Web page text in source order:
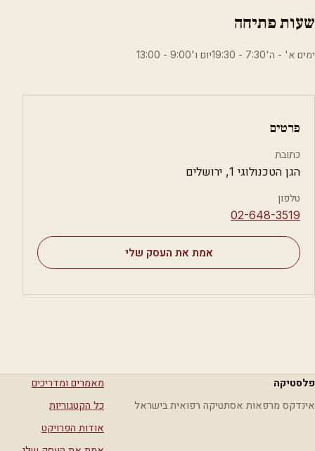
שעות פתיחה
ימים א' - ה'7:30 - 19:30יום ו'9:00 - 13:00
פרטים
כתובת
הגן הטכנולוגי 1, ירושלים
טלפון
⁦02-648-3519⁩
אמת את העסק שלי
פלסטיקה
אינדקס מרפאות אסתטיקה רפואית בישראל
מאמרים ומדריכים
כל הקטגוריות
אודות הפרויקט